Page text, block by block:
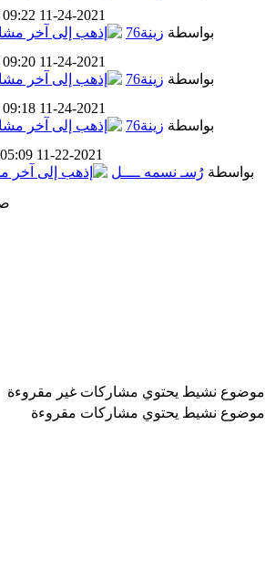
11-24-2021
09:22 AM
بواسطة زينة76
11-24-2021
09:20 AM
بواسطة زينة76
11-24-2021
09:18 AM
بواسطة زينة76
11-22-2021
05:09 PM
بواسطة رُسـ نسمه ــــل
موضوع نشيط يحتوي مشاركات غير مقروءة
موضوع نشيط يحتوي مشاركات مقروءة